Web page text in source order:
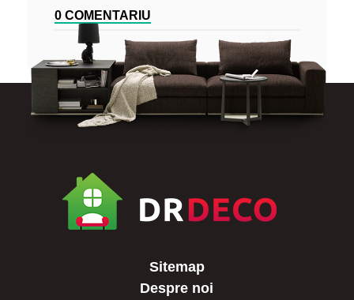
0 COMENTARIU
Sitemap
Despre noi